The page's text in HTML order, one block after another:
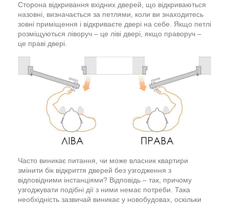
Сторона відкривання вхідних дверей, що відкриваються
назовні, визначається за петлями, коли ви знаходитесь
зовні приміщення і відкриваєте двері на себе. Якщо петлі
розміщуються ліворуч – це ліві двері, якщо праворуч –
це праві двері.
Часто виникає питання, чи може власник квартири
змінити бік відкриття дверей без узгодження з
відповідними інстанціями? Відповідь – так, причому
узгоджувати подібні дії з ними немає потреби. Така
необхідність зазвичай виникає у новобудовах, оскільки